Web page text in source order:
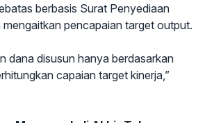
berbasis Surat Penyediaan
pencapaian target output.
dana disusun hanya berdasarkan
capaian target kinerja,”